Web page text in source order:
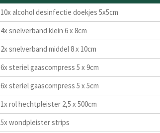
10x alcohol desinfectie doekjes 5x5cm
4x snelverband klein 6 x 8cm
2x snelverband middel 8 x 10cm
6x steriel gaascompress 5 x 9cm
6x steriel gaascompress 5 x 5cm
1x rol hechtpleister 2,5 x 500cm
5x wondpleister strips